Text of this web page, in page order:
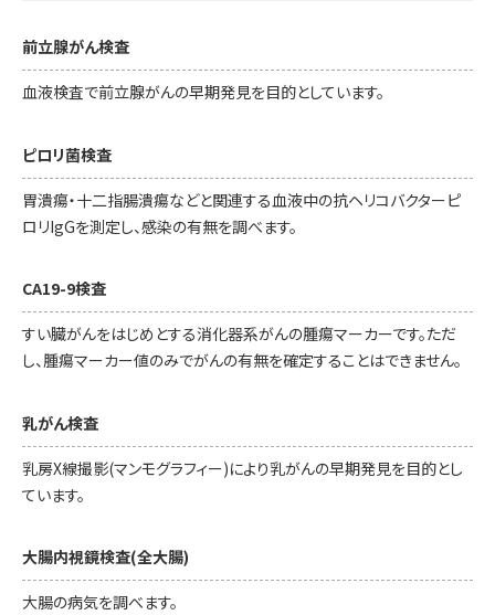
前立腺がん検査
血液検査で前立腺がんの早期発見を目的としています。
ピロリ菌検査
胃潰瘍・十二指腸潰瘍などと関連する血液中の抗ヘリコバクターピ
ロリIgGを測定し、感染の有無を調べます。
CA19-9検査
すい臓がんをはじめとする消化器系がんの腫瘍マーカーです。ただ
し、腫瘍マーカー値のみでがんの有無を確定することはできません。
乳がん検査
乳房X線撮影(マンモグラフィー)により乳がんの早期発見を目的とし
ています。
大腸内視鏡検査(全大腸)
大腸の病気を調べます。